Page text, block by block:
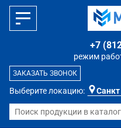
Выберите локацию:
режим
+7
ЗАКАЗАТЬ ЗВОНОК